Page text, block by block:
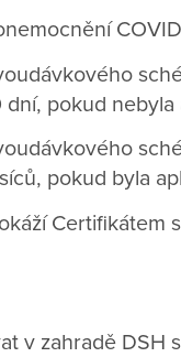
pokud
pokud byla
Certifikátem
v zahradě DSH